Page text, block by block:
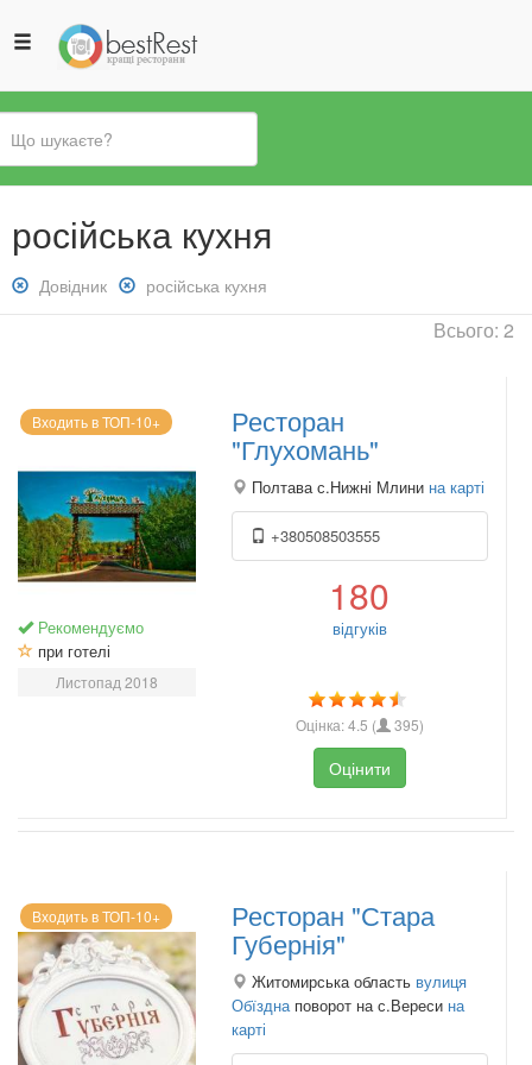
Ви
є
тут
російська кухня
Зняти
фільтр:
Довідник
Зняти
фільтр:
російська кухня
Всього: 2
Входить в ТОП-10+
Рекомендуємо
при готелі
Листопад 2018
Ресторан
"Глухомань"
Полтава с.Нижні Млини на карті
+380508503555
180
відгуків
Оцінка:4.5 ( 395)
Оцінити
Входить в ТОП-10+ Ресторан "Стара
Губернія"
Житомирська область вулиця
Обїздна поворот на с.Вереси на
карті